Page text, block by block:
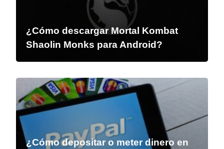
¿Cómo descargar Mortal Kombat
Shaolin Monks para Android?
¿Cómo depositar o meter dinero en